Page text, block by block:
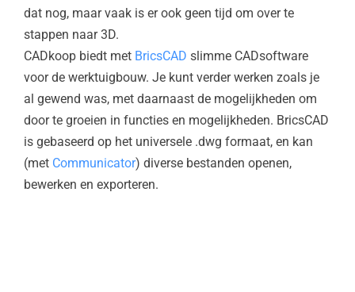
dat nog, maar vaak is er ook geen tijd om over te
stappen naar 3D.
CADkoop biedt met BricsCAD slimme CADsoftware
voor de werktuigbouw. Je kunt verder werken zoals je
al gewend was, met daarnaast de mogelijkheden om
door te groeien in functies en mogelijkheden. BricsCAD
is gebaseerd op het universele .dwg formaat, en kan
(met Communicator) diverse bestanden openen,
bewerken en exporteren.